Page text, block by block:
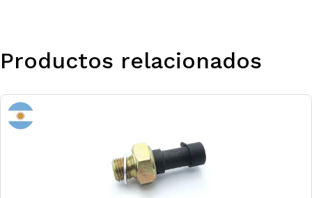
Productos relacionados